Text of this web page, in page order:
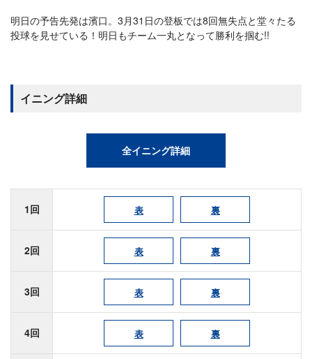
明日の予告先発は濱口。3月31日の登板では8回無失点と堂々たる
投球を見せている！明日もチーム一丸となって勝利を掴む!!
イニング詳細
全イニング詳細
1回 表 裏
2回 表 裏
3回 表 裏
4回 表 裏